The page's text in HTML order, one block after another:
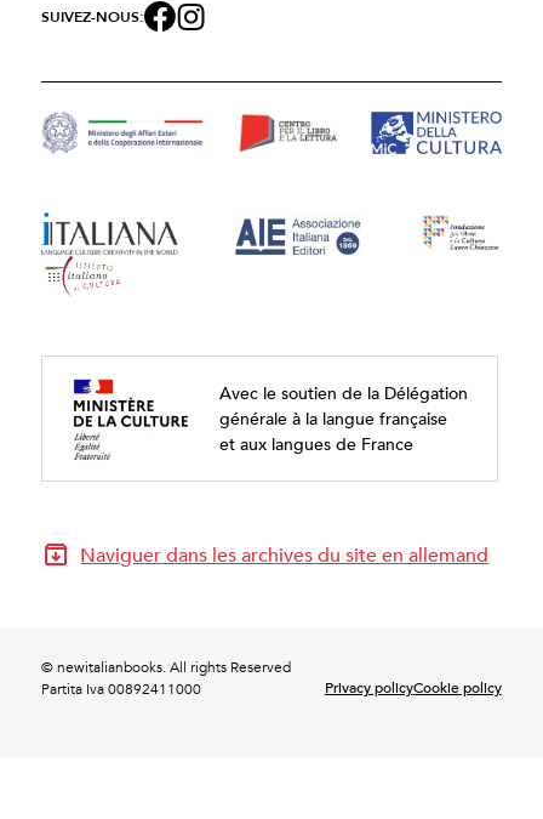
SUIVEZ-NOUS:
Avec le soutien de la Délégation
générale à la langue française
et aux langues de France
Naviguer dans les archives du site en allemand
© newitalianbooks. All rights Reserved
Partita Iva 00892411000
Privacy policyCookie policy